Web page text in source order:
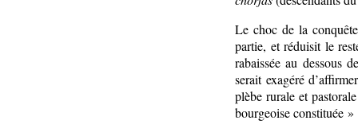
Le choc de la
partie, et réduisit le
rabaissée au dessous
serait exagéré
plèbe rurale et
bourgeoise constituée